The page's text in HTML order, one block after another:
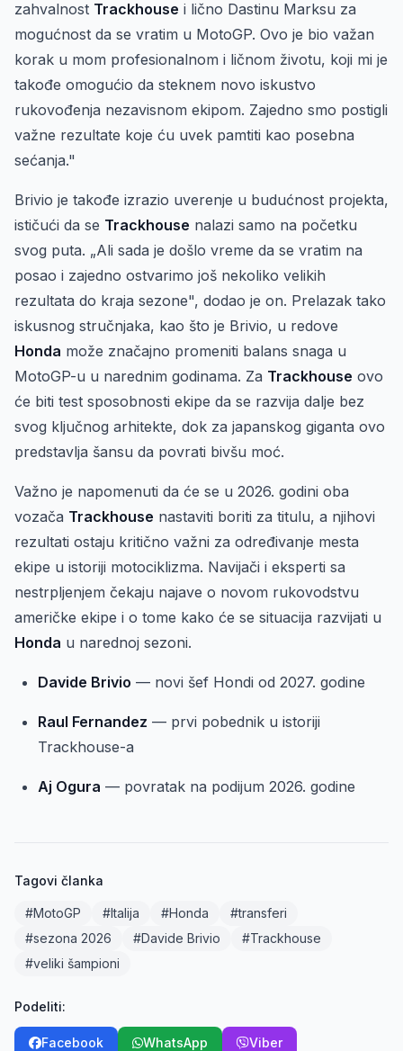
zahvalnost Trackhouse i lično Dastinu Marksu za
mogućnost da se vratim u MotoGP. Ovo je bio važan
korak u mom profesionalnom i ličnom životu, koji mi je
takođe omogućio da steknem novo iskustvo
rukovođenja nezavisnom ekipom. Zajedno smo postigli
važne rezultate koje ću uvek pamtiti kao posebna
sećanja."
Brivio je takođe izrazio uverenje u budućnost projekta,
ističući da se Trackhouse nalazi samo na početku
svog puta. „Ali sada je došlo vreme da se vratim na
posao i zajedno ostvarimo još nekoliko velikih
rezultata do kraja sezone", dodao je on. Prelazak tako
iskusnog stručnjaka, kao što je Brivio, u redove
Honda može značajno promeniti balans snaga u
MotoGP-u u narednim godinama. Za Trackhouse ovo
će biti test sposobnosti ekipe da se razvija dalje bez
svog ključnog arhitekte, dok za japanskog giganta ovo
predstavlja šansu da povrati bivšu moć.
Važno je napomenuti da će se u 2026. godini oba
vozača Trackhouse nastaviti boriti za titulu, a njihovi
rezultati ostaju kritično važni za određivanje mesta
ekipe u istoriji motociklizma. Navijači i eksperti sa
nestrpljenjem čekaju najave o novom rukovodstvu
američke ekipe i o tome kako će se situacija razvijati u
Honda u narednoj sezoni.
Davide Brivio — novi šef Hondi od 2027. godine
Raul Fernandez — prvi pobednik u istoriji
Trackhouse-a
Aj Ogura — povratak na podijum 2026. godine
Tagovi članka
#MotoGP #Italija #Honda
#transferi
#sezona 2026
#Davide Brivio
#Trackhouse
#veliki šampioni
Podeliti:
Facebook WhatsApp Viber